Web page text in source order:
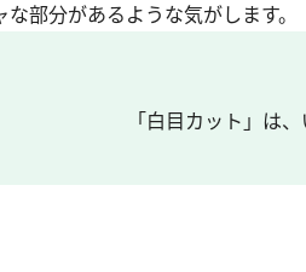
部分があるような気がします。
「白目カット」は